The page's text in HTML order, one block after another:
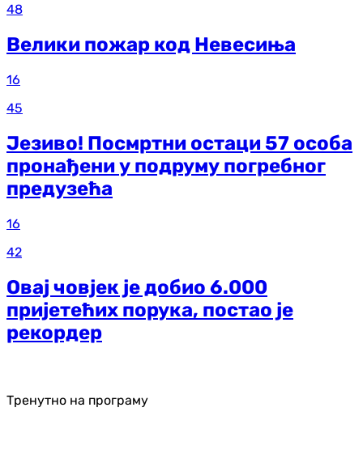
48
Велики пожар код Невесиња
16
45
Језиво! Посмртни остаци 57 особа
пронађени у подруму погребног
предузећа
16
42
Овај човјек је добио 6.000
пријетећих порука, постао је
рекордер
Тренутно на програму